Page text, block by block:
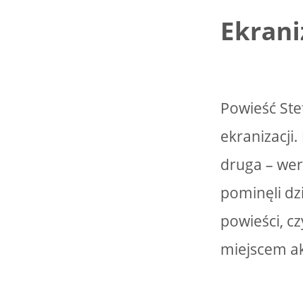
Powieść
ekranizacji.
druga –
pominęli
powieści,
miejscem